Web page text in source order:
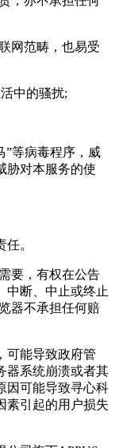
网范畴，也易受
中的骚扰;
”等病毒程序，威
胁对本服务的使
。
要，有权在公告
中断、中止或终止
器不承担任何赔
可能导致政府管
器系统崩溃或者其
因可能导致寻心科
素引起的用户损失